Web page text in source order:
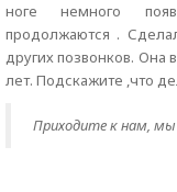
ноге немного
продолжаются .
других позвонков. Она
лет. Подскажите ,что
Приходите к нам,